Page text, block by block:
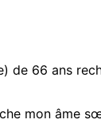
de 66 ans
mon âme